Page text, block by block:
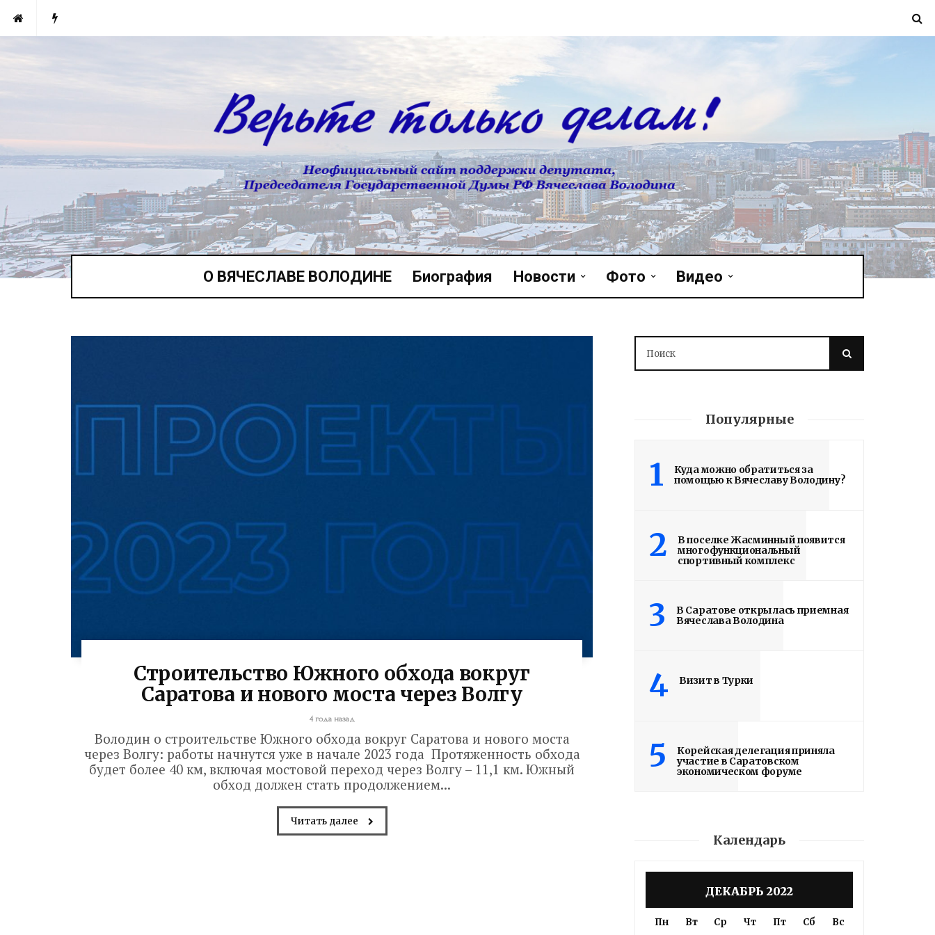
О ВЯЧЕСЛАВЕ ВОЛОДИНЕ Биография Новости Фото Видео
Строительство Южного обхода вокруг
Саратова и нового моста через Волгу
4 года назад
Володин о строительстве Южного обхода вокруг Саратова и нового моста
через Волгу: работы начнутся уже в начале 2023 года Протяженность обхода
будет более 40 км, включая мостовой переход через Волгу – 11,1 км. Южный
обход должен стать продолжением...
Читать далее
Популярные
1
Куда можно обратиться за
помощью к Вячеславу Володину?
2
В поселке Жасминный появится
многофункциональный
спортивный комплекс
3
В Саратове открылась приемная
Вячеслава Володина
4 Визит в Турки
5
Корейская делегация приняла
участие в Саратовском
экономическом форуме
Календарь
ДЕКАБРЬ 2022
Пн Вт Ср Чт Пт Сб Вс
Володин: 31 августа
ЗАВЕРШЕНЫ
5 дней назад
артиллерийское командное училище в
Саратове. В настоящее время на
строительство открытого всепогодного
Read More